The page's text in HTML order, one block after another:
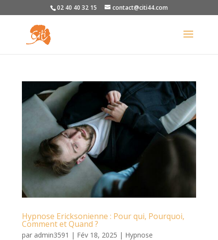
02 40 40 32 15 contact@citi44.com
Hypnose Ericksonienne : Pour qui, Pourquoi,
Comment et Quand ?
par admin3591 | Fév 18, 2025 | Hypnose